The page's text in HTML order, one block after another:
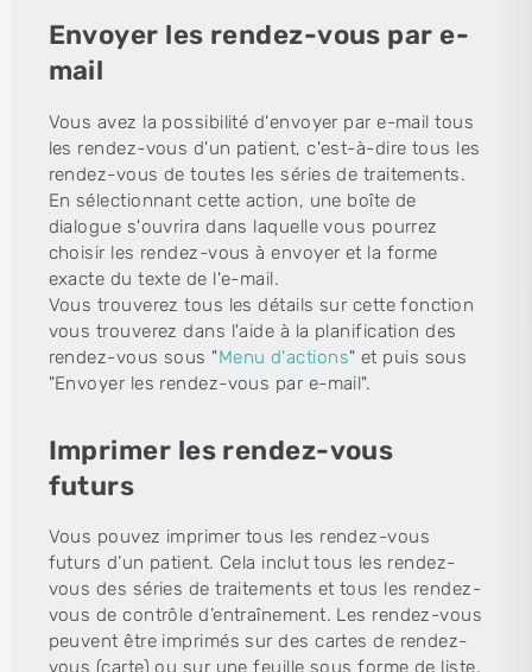
Envoyer les rendez-vous par e-
mail
Vous avez la possibilité d'envoyer par e-mail tous
les rendez-vous d'un patient, c'est-à-dire tous les
rendez-vous de toutes les séries de traitements.
En sélectionnant cette action, une boîte de
dialogue s'ouvrira dans laquelle vous pourrez
choisir les rendez-vous à envoyer et la forme
exacte du texte de l'e-mail.
Vous trouverez tous les détails sur cette fonction
vous trouverez dans l'aide à la planification des
rendez-vous sous "Menu d'actions" et puis sous
"Envoyer les rendez-vous par e-mail".
Imprimer les rendez-vous
futurs
Vous pouvez imprimer tous les rendez-vous
futurs d’un patient. Cela inclut tous les rendez-
vous des séries de traitements et tous les rendez-
vous de contrôle d’entraînement. Les rendez-vous
peuvent être imprimés sur des cartes de rendez-
vous (carte) ou sur une feuille sous forme de liste.